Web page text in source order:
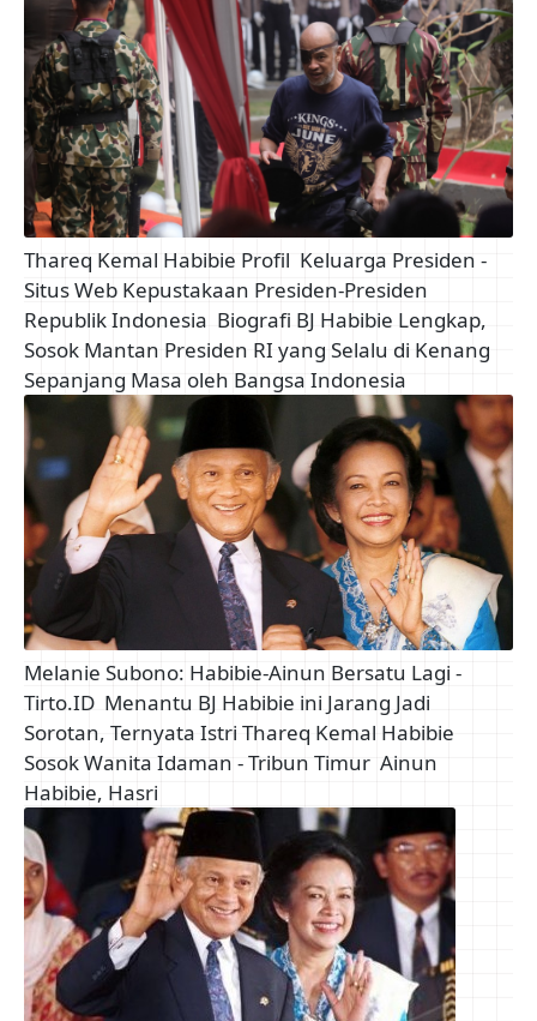
Thareq Kemal Habibie Profil Keluarga Presiden -
Situs Web Kepustakaan Presiden-Presiden
Republik Indonesia Biografi BJ Habibie Lengkap,
Sosok Mantan Presiden RI yang Selalu di Kenang
Sepanjang Masa oleh Bangsa Indonesia
Melanie Subono: Habibie-Ainun Bersatu Lagi -
Tirto.ID Menantu BJ Habibie ini Jarang Jadi
Sorotan, Ternyata Istri Thareq Kemal Habibie
Sosok Wanita Idaman - Tribun Timur Ainun
Habibie, Hasri